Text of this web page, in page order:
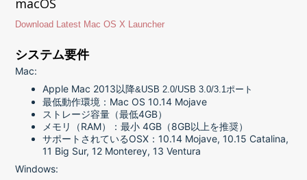
macOS
Download Latest Mac OS X Launcher
システム要件
Mac:
Apple Mac 2013以降&USB 2.0/USB 3.0/3.1ポート
最低動作環境：Mac OS 10.14 Mojave
ストレージ容量（最低4GB）
メモリ（RAM）：最小 4GB（8GB以上を推奨）
サポートされているOSX：10.14 Mojave, 10.15 Catalina,
11 Big Sur, 12 Monterey, 13 Ventura
Windows: